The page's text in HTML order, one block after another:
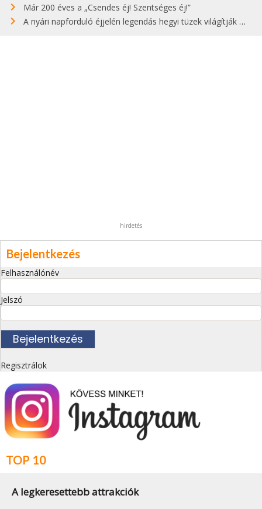
Már 200 éves a „Csendes éj! Szentséges éj!”
A nyári napforduló éjjelén legendás hegyi tüzek világítják meg Zugspitzét
hirdetés
Bejelentkezés
Felhasználónév
Jelszó
Regisztrálok
TOP 10
A legkeresettebb attrakciók